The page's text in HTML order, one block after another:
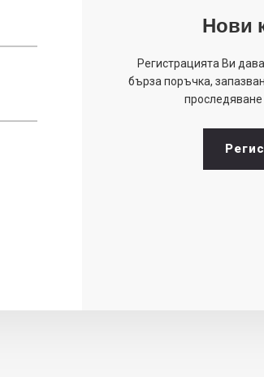
Нови
Регистрацията Ви
бърза поръчка,
проследяване